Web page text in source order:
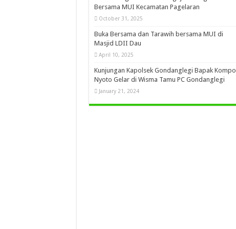
Bersama MUI Kecamatan Pagelaran
October 31, 2025
Buka Bersama dan Tarawih bersama MUI di
Masjid LDII Dau
April 10, 2025
Kunjungan Kapolsek Gondanglegi Bapak Kompol
Nyoto Gelar di Wisma Tamu PC Gondanglegi
January 21, 2024